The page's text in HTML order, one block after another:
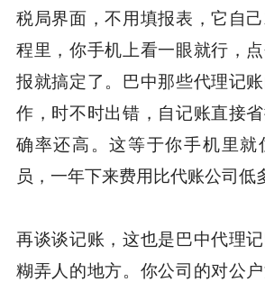
税局界面，不用填报表，它自
程里，你手机上看一眼就行，
报就搞定了。巴中那些代理记
作，时不时出错，自记账直接
确率还高。这等于你手机里就
员，一年下来费用比代账公司低
再谈谈记账，这也是巴中代理
糊弄人的地方。你公司的对公